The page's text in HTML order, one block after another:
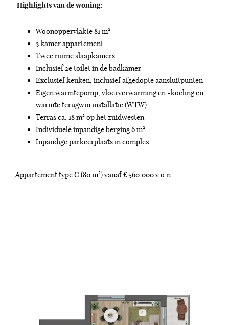
Highlights van de woning:
Woonoppervlakte 81 m²
3 kamer appartement
Twee ruime slaapkamers
Inclusief 2e toilet in de badkamer
Exclusief keuken, inclusief afgedopte aansluitpunten
Eigen warmtepomp, vloerverwarming en -koeling en
warmte terugwin installatie (WTW)
Terras ca. 18 m² op het zuidwesten
Individuele inpandige berging 6 m²
Inpandige parkeerplaats in complex
Appartement type C (80 m²) vanaf € 560.000 v.o.n.